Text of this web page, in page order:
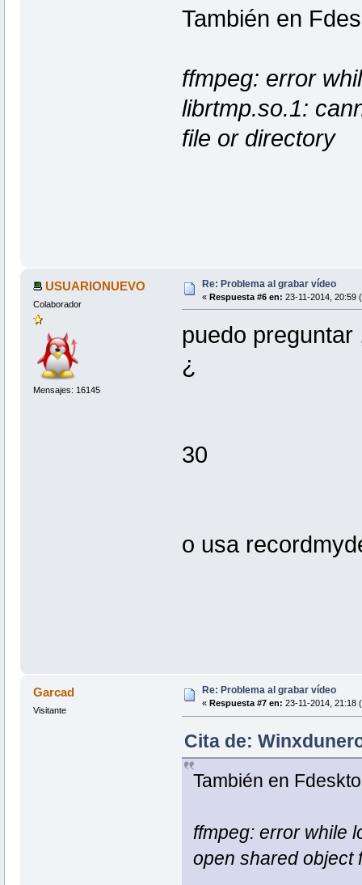
También en
ffmpeg: error
librtmp.so.1:
file or directory
USUARIONUEVO
Colaborador
Mensajes: 16145
Re: Problema al grabar vídeo
« Respuesta #6 en: 23-11-2014, 20:59
puedo
¿
30
o usa
Garcad
Visitante
Re: Problema al grabar vídeo
« Respuesta #7 en: 23-11-2014, 21:18
Cita de:
También en
ffmpeg: error while
open shared object